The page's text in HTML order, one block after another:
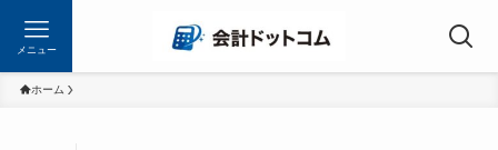
メニュー
ホーム